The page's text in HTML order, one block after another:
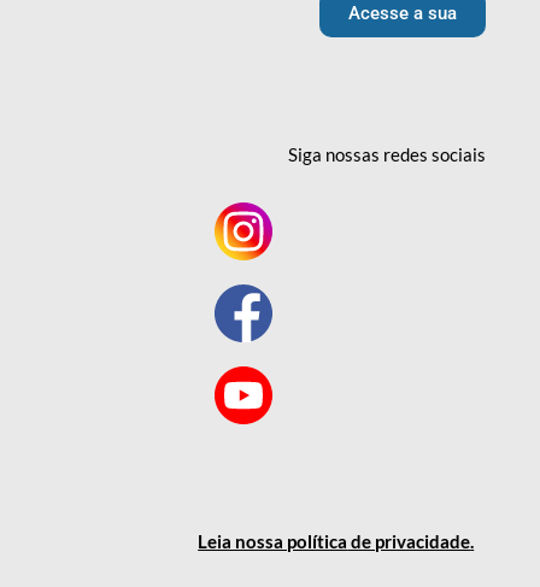
Acesse a sua
Siga nossas redessociais
Leia nossa política de privacidade.